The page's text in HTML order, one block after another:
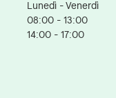
Lunedì - Venerdì
08:00 - 13:00
14:00 - 17:00